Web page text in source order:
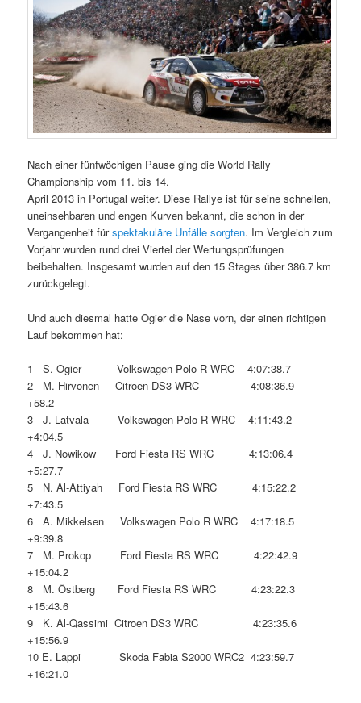
Nach einer fünfwöchigen Pause ging die World Rally
Championship vom 11. bis 14.
April 2013 in Portugal weiter. Diese Rallye ist für seine schnellen,
uneinsehbaren und engen Kurven bekannt, die schon in der
Vergangenheit fürspektakuläre Unfälle sorgten. Im Vergleich zum
Vorjahr wurden rund drei Viertel der Wertungsprüfungen
beibehalten. Insgesamt wurden auf den 15 Stages über 386.7 km
zurückgelegt.
Und auch diesmal hatte Ogier die Nase vorn, der einen richtigen
Lauf bekommen hat:
1 S. Ogier Volkswagen Polo R WRC 4:07:38.7
2 M. Hirvonen Citroen DS3 WRC 4:08:36.9
+58.2
3 J. Latvala Volkswagen Polo R WRC 4:11:43.2
+4:04.5
4 J. Nowikow Ford Fiesta RS WRC 4:13:06.4
+5:27.7
5 N. Al-Attiyah Ford Fiesta RS WRC 4:15:22.2
+7:43.5
6 A. Mikkelsen Volkswagen Polo R WRC 4:17:18.5
+9:39.8
7 M. Prokop Ford Fiesta RS WRC 4:22:42.9
+15:04.2
8 M. Östberg Ford Fiesta RS WRC 4:23:22.3
+15:43.6
9 K. Al-Qassimi Citroen DS3 WRC 4:23:35.6
+15:56.9
10 E. Lappi Skoda Fabia S2000 WRC2 4:23:59.7
+16:21.0